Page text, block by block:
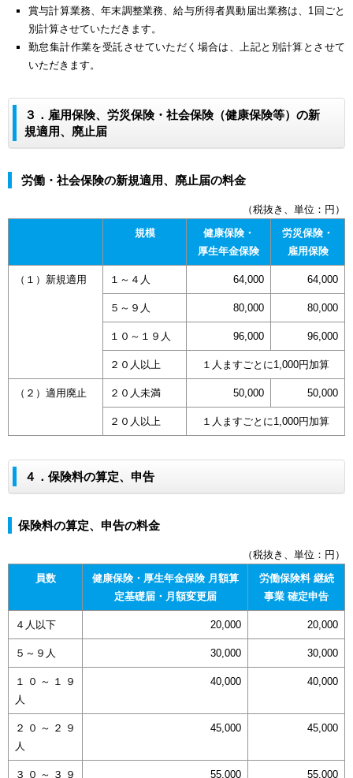
賞与計算業務、年末調整業務、給与所得者異動届出業務は、1回ごと
別計算させていただきます。
勤怠集計作業を受託させていただく場合は、上記と別計算とさせて
いただきます。
３．雇用保険、労災保険・社会保険（健康保険等）の新
規適用、廃止届
労働・社会保険の新規適用、廃止届の料金
（税抜き、単位：円）
規模
健康保険・
厚生年金保険
労災保険・
雇用保険
（１）新規適用 １～４人 64,000 64,000
５～９人 80,000 80,000
１０～１９人 96,000 96,000
２０人以上 １人ますごとに1,000円加算
（２）適用廃止 ２０人未満 50,000 50,000
２０人以上 １人ますごとに1,000円加算
４．保険料の算定、申告
保険料の算定、申告の料金
（税抜き、単位：円）
員数
健康保険・厚生年金保険 月額算
定基礎届・月額変更届
労働保険料 継続
事業 確定申告
４人以下 20,000 20,000
５～９人 30,000 30,000
１０～１９
人
40,000 40,000
２０～２９
人
45,000 45,000
３０～３９ 55,000 55,000